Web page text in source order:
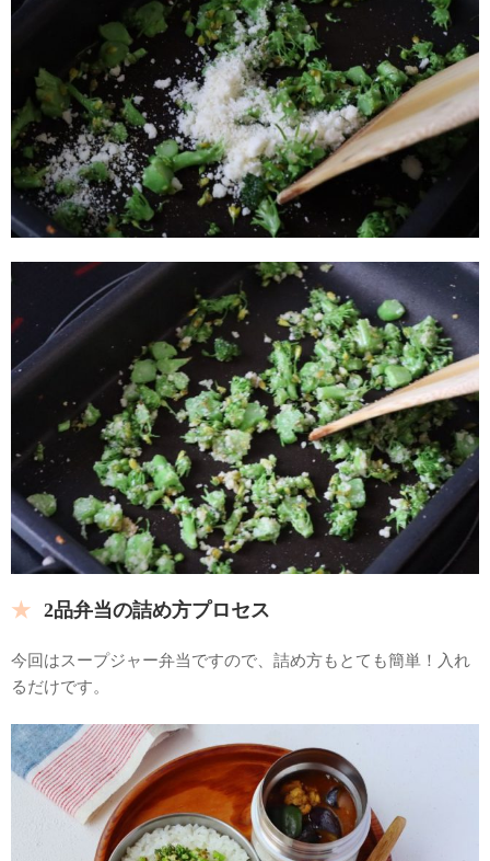
2品弁当の詰め方プロセス
今回はスープジャー弁当ですので、詰め方もとても簡単！入れ
るだけです。